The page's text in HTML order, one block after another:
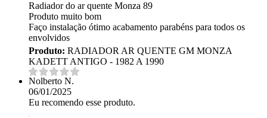
Radiador do ar quente Monza 89
Produto muito bom
Faço instalação ótimo acabamento parabéns para todos os
envolvidos
Produto: RADIADOR AR QUENTE GM MONZA
KADETT ANTIGO - 1982 A 1990
Nolberto N.
06/01/2025
Eu recomendo esse produto.